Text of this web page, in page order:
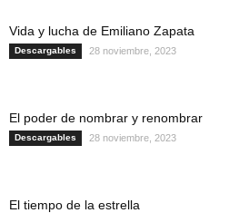
Vida y lucha de Emiliano Zapata
Descargables 28 noviembre, 2023
El poder de nombrar y renombrar
Descargables 28 noviembre, 2023
El tiempo de la estrella